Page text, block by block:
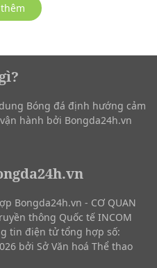
Bóng đá định hướng cảm
hành bởi Bongda24h.vn
Bongda24h.vn - CƠ QUAN
thông Quốc tế INCOM
tin điện tử tổng hợp số:
bởi Sở Văn hoá Thể thao